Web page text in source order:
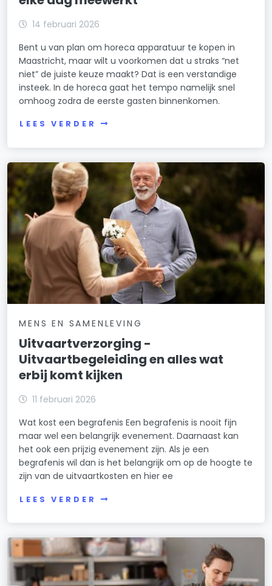
14 februari 2026
Bent u van plan om horeca apparatuur te kopen in
Maastricht, maar wilt u voorkomen dat u straks “net
niet” de juiste keuze maakt? Dat is een verstandige
insteek. In de horeca gaat het tempo namelijk snel
omhoog zodra de eerste gasten binnenkomen.
LEES VERDER
MENS EN SAMENLEVING
Uitvaartverzorging -
Uitvaartbegeleiding en alles wat
erbij komt kijken
11 februari 2026
Wat kost een begrafenis Een begrafenis is nooit fijn
maar wel een belangrijk evenement. Daarnaast kan
het ook een prijzig evenement zijn. Als je een
begrafenis wil dan is het belangrijk om op de hoogte te
zijn van de uitvaartkosten en hier ee
LEES VERDER